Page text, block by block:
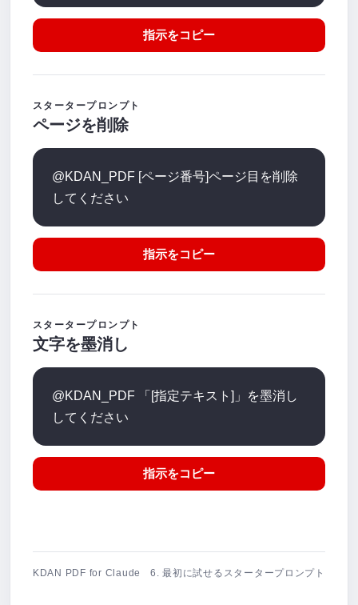
指示をコピー
スタータープロンプト
ページを削除
@KDAN_PDF [ページ番号]ページ目を削除
してください
指示をコピー
スタータープロンプト
文字を墨消し
@KDAN_PDF 「[指定テキスト]」を墨消し
してください
指示をコピー
KDAN PDF for Claude 6. 最初に試せるスタータープロンプト